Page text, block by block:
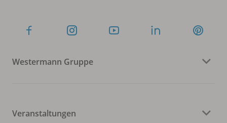
Westermann Gruppe
Veranstaltungen